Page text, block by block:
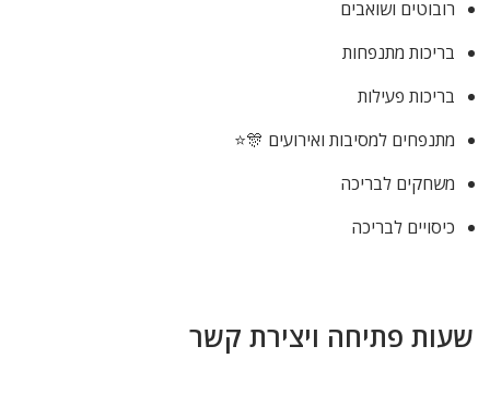
רובוטים ושואבים
בריכות מתנפחות
בריכות פעילות
מתנפחים למסיבות ואירועים 🎊⭐
משחקים לבריכה
כיסויים לבריכה
שעות פתיחה ויצירת קשר